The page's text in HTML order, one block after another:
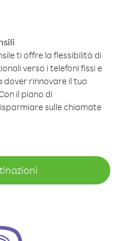
ti offre la flessibilità di
verso i telefoni fissi e
dover rinnovare il tuo
il piano di
sulle chiamate